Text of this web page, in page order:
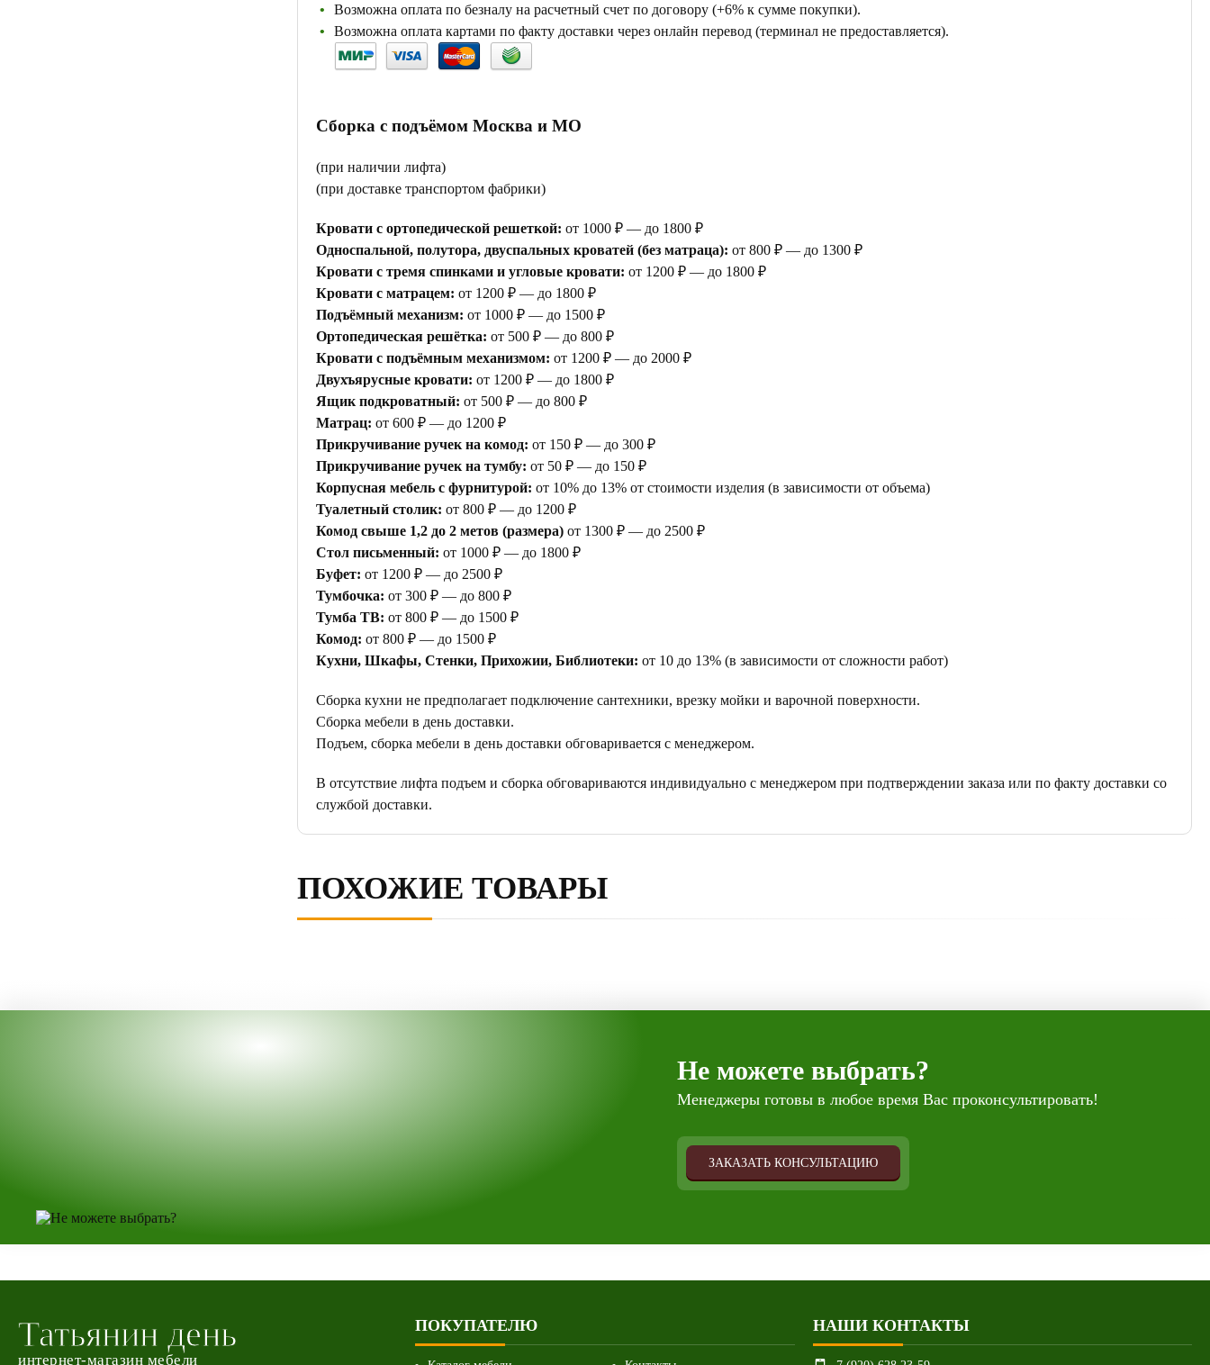
Возможна оплата по безналу на расчетный счет по договору (+6% к сумме покупки).
Возможна оплата картами по факту доставки через онлайн перевод (терминал не предоставляется).
Сборка с подъёмом Москва и МО
(при наличии лифта)
(при доставке транспортом фабрики)
Кровати с ортопедической решеткой: от 1000 ₽ — до 1800 ₽
Односпальной, полутора, двуспальных кроватей (без матраца): от 800 ₽ — до 1300 ₽
Кровати с тремя спинками и угловые кровати: от 1200 ₽ — до 1800 ₽
Кровати с матрацем: от 1200 ₽ — до 1800 ₽
Подъёмный механизм: от 1000 ₽ — до 1500 ₽
Ортопедическая решётка: от 500 ₽ — до 800 ₽
Кровати с подъёмным механизмом: от 1200 ₽ — до 2000 ₽
Двухъярусные кровати: от 1200 ₽ — до 1800 ₽
Ящик подкроватный: от 500 ₽ — до 800 ₽
Матрац: от 600 ₽ — до 1200 ₽
Прикручивание ручек на комод: от 150 ₽ — до 300 ₽
Прикручивание ручек на тумбу: от 50 ₽ — до 150 ₽
Корпусная мебель с фурнитурой: от 10% до 13% от стоимости изделия (в зависимости от объема)
Туалетный столик: от 800 ₽ — до 1200 ₽
Комод свыше 1,2 до 2 метов (размера) от 1300 ₽ — до 2500 ₽
Стол письменный: от 1000 ₽ — до 1800 ₽
Буфет: от 1200 ₽ — до 2500 ₽
Тумбочка: от 300 ₽ — до 800 ₽
Тумба ТВ: от 800 ₽ — до 1500 ₽
Комод: от 800 ₽ — до 1500 ₽
Кухни, Шкафы, Стенки, Прихожии, Библиотеки: от 10 до 13% (в зависимости от сложности работ)
Сборка кухни не предполагает подключение сантехники, врезку мойки и варочной поверхности.
Сборка мебели в день доставки.
Подъем, сборка мебели в день доставки обговаривается с менеджером.
В отсутствие лифта подъем и сборка обговариваются индивидуально с менеджером при подтверждении заказа или по факту доставки со
службой доставки.
ПОХОЖИЕ ТОВАРЫ
Не можете выбрать?
Менеджеры готовы в любое время Вас проконсультировать!
ЗАКАЗАТЬ КОНСУЛЬТАЦИЮ
Татьянин день
интернет-магазин мебели
ПОКУПАТЕЛЮ НАШИ КОНТАКТЫ